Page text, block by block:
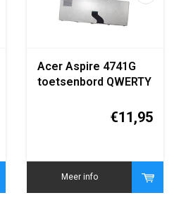
Acer Aspire 4741G
toetsenbord QWERTY
€11,95
Meer info